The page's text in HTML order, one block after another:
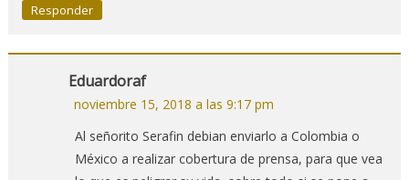
Responder
Eduardoraf
noviembre 15, 2018 a las 9:17 pm
Al señorito Serafin debian enviarlo a Colombia o
México a realizar cobertura de prensa, para que vea